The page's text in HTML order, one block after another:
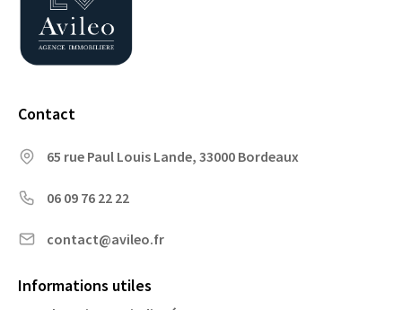
Contact
65 rue Paul Louis Lande, 33000 Bordeaux
06 09 76 22 22
contact@avileo.fr
Informations utiles